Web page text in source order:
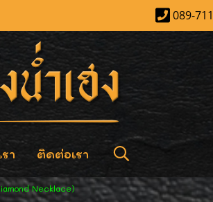
089-
า ติดต่อเรา
Necklace)